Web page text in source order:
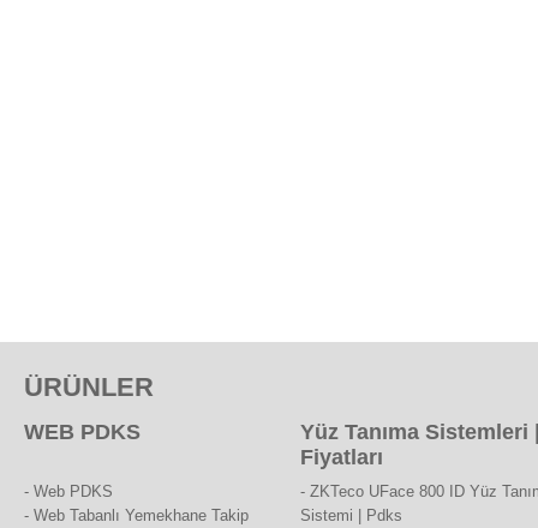
ÜRÜNLER
WEB PDKS
Yüz Tanıma Sistemleri
Fiyatları
- Web PDKS
- Web Tabanlı Yemekhane Takip
- ZKTeco UFace 800 ID Yüz
Sistemi | Pdks